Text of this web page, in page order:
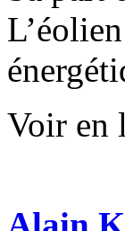
Voir en